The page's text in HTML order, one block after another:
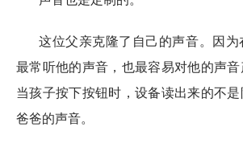
这位父亲克隆了自己的声音。因
最常听他的声音，也最容易对他的声
当孩子按下按钮时，设备读出来的不
爸爸的声音。